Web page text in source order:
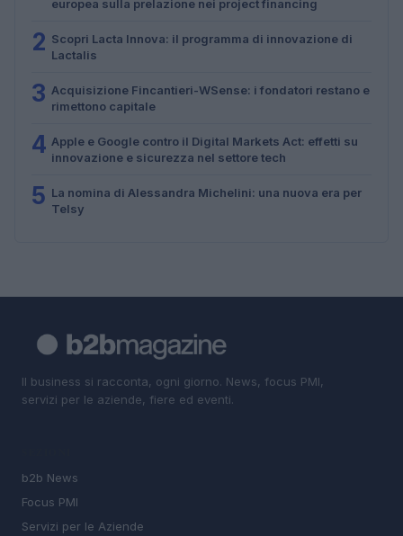
europea sulla prelazione nei project financing
2 Scopri Lacta Innova: il programma di innovazione di
Lactalis
3 Acquisizione Fincantieri-WSense: i fondatori restano e
rimettono capitale
4 Apple e Google contro il Digital Markets Act: effetti su
innovazione e sicurezza nel settore tech
5 La nomina di Alessandra Michelini: una nuova era per
Telsy
Il business si racconta, ogni giorno. News, focus PMI,
servizi per le aziende, fiere ed eventi.
b2b News
Focus PMI
Servizi per le Aziende